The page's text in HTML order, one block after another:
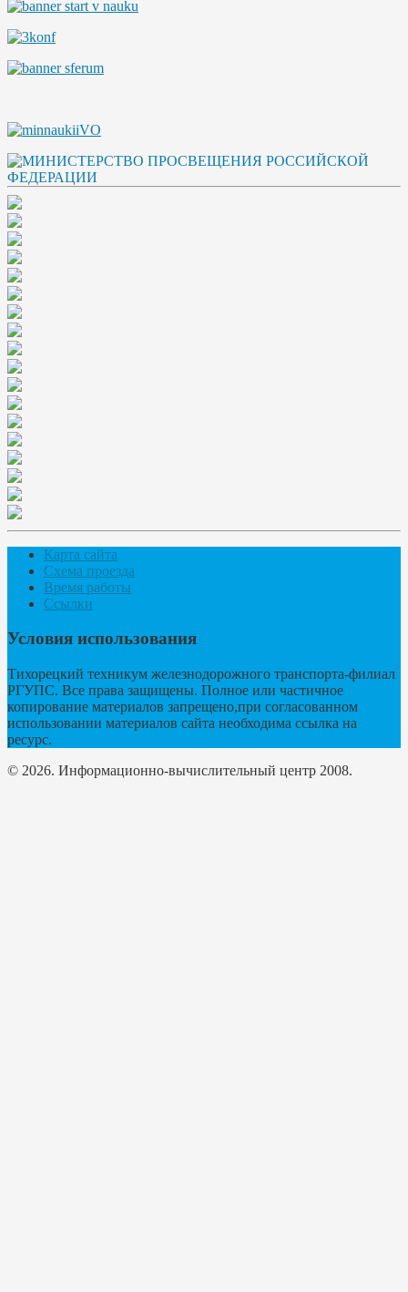
Карта сайта
Схема проезда
Время работы
Ссылки
Условия использования
Тихорецкий техникум железнодорожного транспорта-филиал
РГУПС. Все права защищены. Полное или частичное
копирование материалов запрещено,при согласованном
использовании материалов сайта необходима ссылка на
ресурс.
© 2026. Информационно-вычислительный центр 2008.